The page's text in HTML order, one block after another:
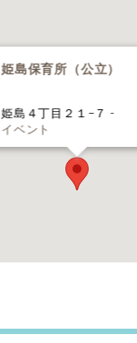
姫島保育所（公立）
姫島４丁目２１−７ -
イベント